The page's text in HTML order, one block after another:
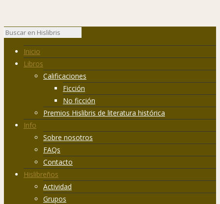
Inicio
Libros
Calificaciones
Ficción
No ficción
Premios Hislibris de literatura histórica
Info
Sobre nosotros
FAQs
Contacto
Hislibreños
Actividad
Grupos